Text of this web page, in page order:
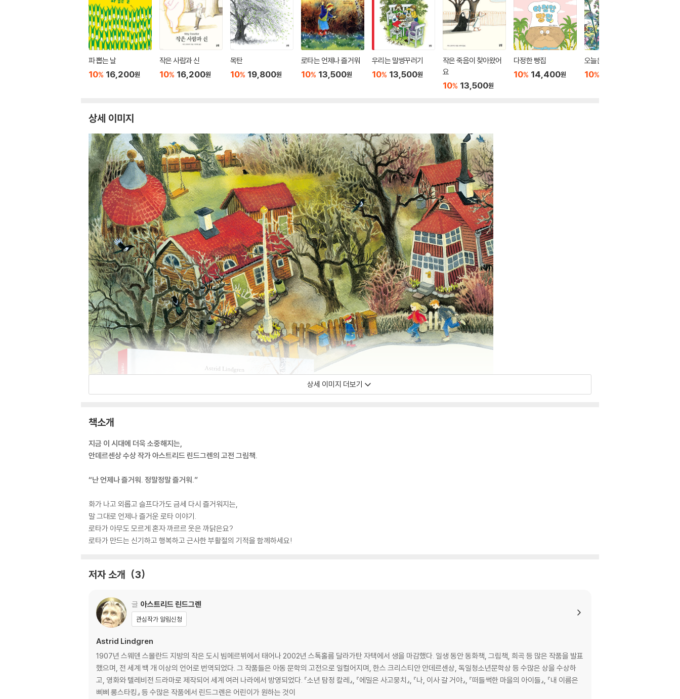
파 뽑는 날
10% 16,200원
작은 사람과 신
10% 16,200원
목탄
10% 19,800원
로타는 언제나 즐거워
10% 13,500원
우리는 말썽꾸러기
10% 13,500원
작은 죽음이 찾아왔어
요
10% 13,500원
다정한 빵집
10% 14,400원
오늘은 충분해
10%
상세 이미지
상세 이미지 더보기
책소개
지금 이 시대에 더욱 소중해지는,
안데르센상 수상 작가 아스트리드 린드그렌의 고전 그림책.
“난 언제나 즐거워. 정말정말 즐거워.”
화가 나고 외롭고 슬프다가도 금세 다시 즐거워지는,
말 그대로 언제나 즐거운 로타 이야기.
로타가 아무도 모르게 혼자 까르르 웃은 까닭은요?
로타가 만드는 신기하고 행복하고 근사한 부활절의 기적을 함께하세요!
저자 소개 3
글 아스트리드 린드그렌
관심작가 알림신청
Astrid Lindgren
1907년 스웨덴 스몰란드 지방의 작은 도시 빔메르뷔에서 태어나 2002년 스톡홀름 달라가탄 자택에서 생을 마감했다. 일생 동안 동화책, 그림책, 희곡 등 많은 작품을 발표
했으며, 전 세계 백 개 이상의 언어로 번역되었다. 그 작품들은 아동 문학의 고전으로 일컬어지며, 한스 크리스티안 안데르센상, 독일청소년문학상 등 수많은 상을 수상하
고, 영화와 텔레비전 드라마로 제작되어 세계 여러 나라에서 방영되었다. 『소년 탐정 칼레』, 『에밀은 사고뭉치』, 『나, 이사 갈 거야』, 『떠들썩한 마을의 아이들』, 『내 이름은
삐삐 롱스타킹』 등 수많은 작품에서 린드그렌은 어린이가 원하는 것이